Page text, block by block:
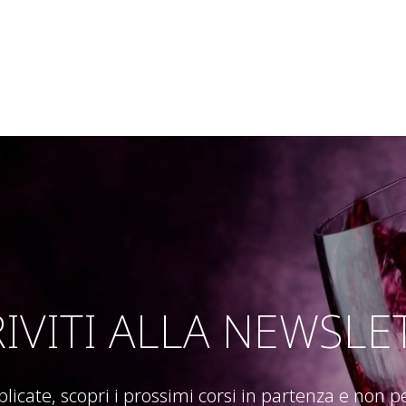
ALLA
scopri i prossimi corsi in partenza e non